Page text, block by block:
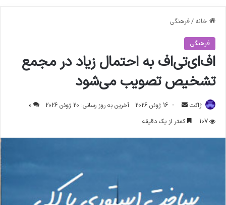
خانه /فرهنگی
فرهنگی
اف‌ای‌تی‌اف به احتمال زیاد در مجمع
تشخیص تصویب می‌شود
ژاکت
ارسال
ایمیل
16 ژوئن 2026 آخرین به روز رسانی: 20 ژوئن 2026
0
107
کمتر از یک دقیقه